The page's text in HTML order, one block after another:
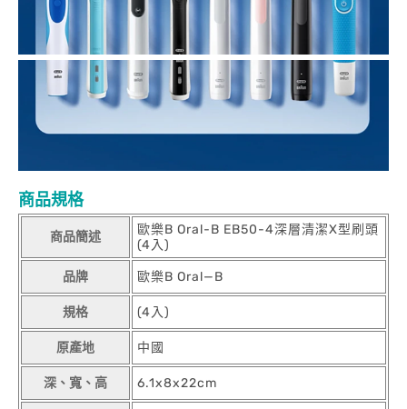
商品規格
商品簡述
歐樂B Oral-B EB50-4深層清潔X型刷頭
(4入)
品牌 歐樂B Oral—B
規格 (4入)
原產地 中國
深、寬、高 6.1x8x22cm